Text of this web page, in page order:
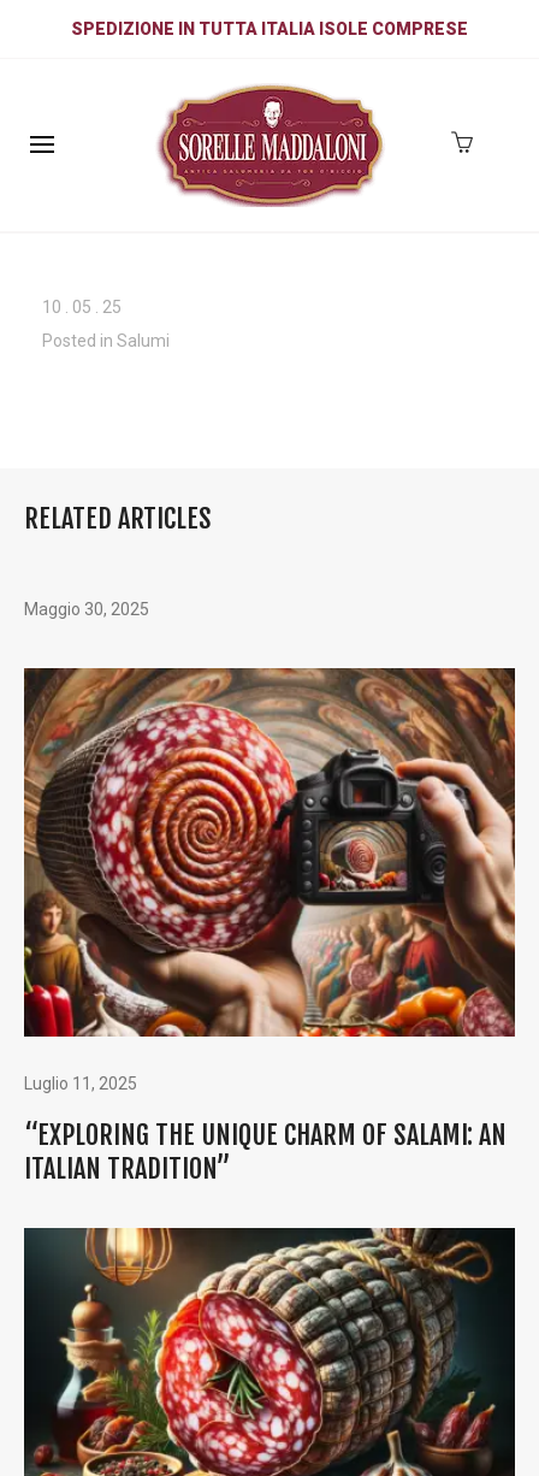
SPEDIZIONE IN TUTTA ITALIA ISOLE COMPRESE
10 05
25
Posted in Salumi
RELATED ARTICLES
Maggio 30, 2025
Luglio 11, 2025
“EXPLORING THE UNIQUE CHARM OF SALAMI: AN
ITALIAN TRADITION”